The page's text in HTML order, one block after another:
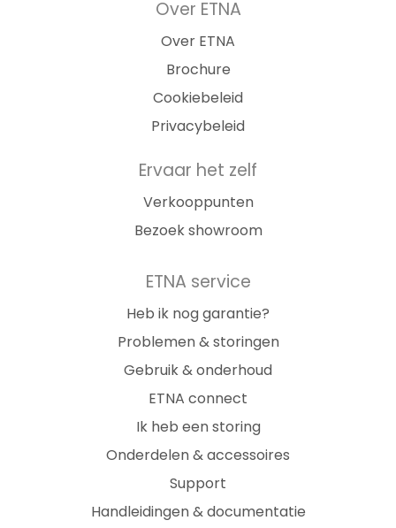
Over ETNA
Over ETNA
Brochure
Cookiebeleid
Privacybeleid
Ervaar het zelf
Verkooppunten
Bezoek showroom
ETNA service
Heb ik nog garantie?
Problemen & storingen
Gebruik & onderhoud
ETNA connect
Ik heb een storing
Onderdelen & accessoires
Support
Handleidingen & documentatie